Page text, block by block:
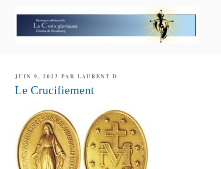
PUBLIÉ
LE
JUIN 9, 2023 PAR LAURENT D
Le Crucifiement